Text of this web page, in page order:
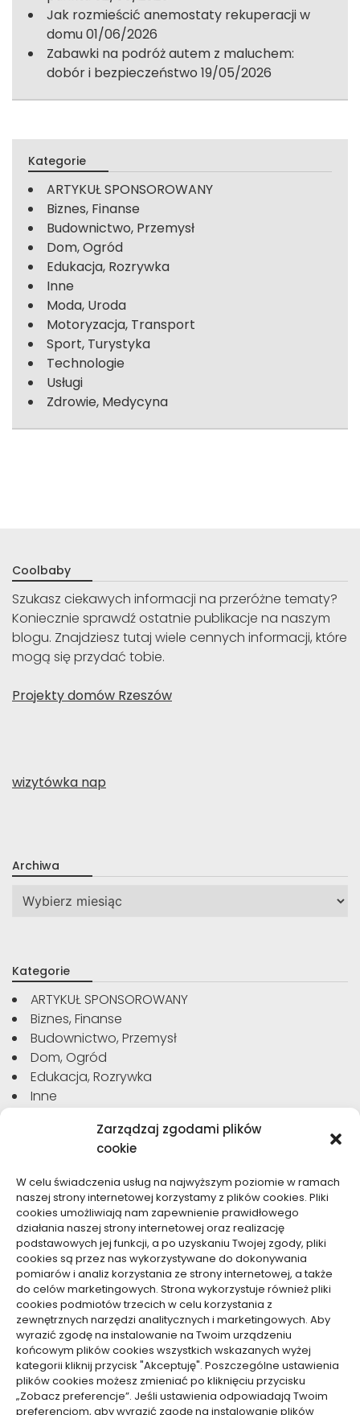
Zarządzaj zgodami plików
cookie
W celu świadczenia usług na najwyższym poziomie w ramach
naszej strony internetowej korzystamy z plików cookies. Pliki
cookies umożliwiają nam zapewnienie prawidłowego
działania naszej strony internetowej oraz realizację
podstawowych jej funkcji, a po uzyskaniu Twojej zgody, pliki
cookies są przez nas wykorzystywane do dokonywania
pomiarów i analiz korzystania ze strony internetowej, a także
do celów marketingowych. Strona wykorzystuje również pliki
cookies podmiotów trzecich w celu korzystania z
zewnętrznych narzędzi analitycznych i marketingowych. Aby
wyrazić zgodę na instalowanie na Twoim urządzeniu
końcowym plików cookies wszystkich wskazanych wyżej
kategorii kliknij przycisk "Akceptuję". Poszczególne ustawienia
plików cookies możesz zmieniać po kliknięciu przycisku
„Zobacz preferencje”. Jeśli ustawienia odpowiadają Twoim
preferencjom, aby wyrazić zgodę na instalowanie plików
Jak rozmieścić anemostaty rekuperacji w
domu01/06/2026
Zabawki na podróż autem z maluchem:
dobór i bezpieczeństwo 19/05/2026
Kategorie
ARTYKUŁ SPONSOROWANY
Biznes, Finanse
Budownictwo, Przemysł
Dom, Ogród
Edukacja, Rozrywka
Inne
Moda, Uroda
Motoryzacja, Transport
Sport, Turystyka
Technologie
Usługi
Zdrowie, Medycyna
Coolbaby
Szukasz ciekawych informacji na przeróżne tematy?
Koniecznie sprawdź ostatnie publikacje na naszym
blogu. Znajdziesz tutaj wiele cennych informacji, które
mogą się przydać tobie.
Projekty domów Rzeszów
wizytówka nap
Archiwa
Archiwa
Kategorie
ARTYKUŁ SPONSOROWANY
Biznes, Finanse
Budownictwo, Przemysł
Dom, Ogród
Edukacja, Rozrywka
Inne
Motoryzacja, Transport
Sport, Turystyka
Technologie
Usługi
Zdrowie, Medycyna
Dolącz do nas
Lubisz pisać teksty i chciałbyś się podzielić swoją
wiedzą z innymi? Dołącz do nas już teraz. Podziel się
swoją wiedzą z innymi.